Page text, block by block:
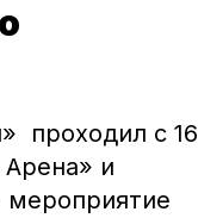
проходил с 16
Арена» и
мероприятие